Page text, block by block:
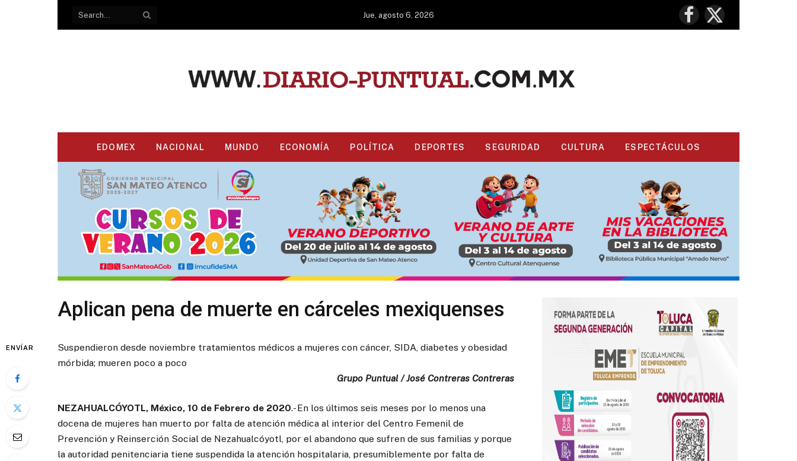
Jue, agosto 6, 2026
Facebook
X
(Twitter)
EDOMEX NACIONAL MUNDO ECONOMÍA POLÍTICA DEPORTES SEGURIDAD CULTURA ESPECTÁCULOS
Aplican pena de muerte en cárceles mexiquenses
ENVÍAR
Suspendieron desde noviembre tratamientos médicos a mujeres con cáncer, SIDA, diabetes y obesidad
mórbida; mueren poco a poco
Grupo Puntual / José Contreras Contreras
NEZAHUALCÓYOTL, México, 10 de Febrero de 2020.- En los últimos seis meses por lo menos una
docena de mujeres han muerto por falta de atención médica al interior del Centro Femenil de
Prevención y Reinserción Social de Nezahualcóyotl, por el abandono que sufren de sus familias y porque
la autoridad penitenciaria tiene suspendida la atención hospitalaria, presumiblemente por falta de